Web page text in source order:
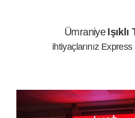
Ümraniye
ihtiyaçlarınız